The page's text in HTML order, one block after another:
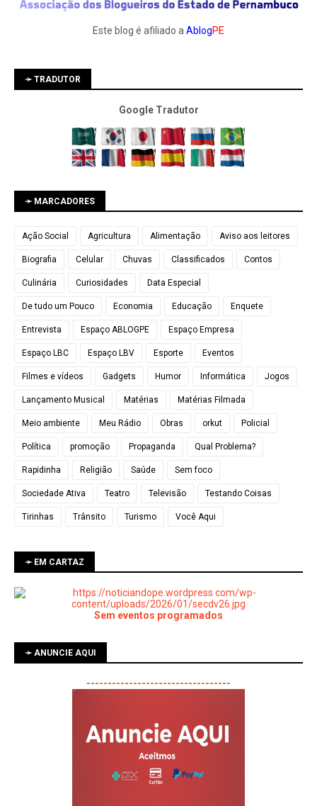
Este blog é afiliado a AblogPE
➛ TRADUTOR
Google Tradutor
➛ MARCADORES
Ação Social Agricultura Alimentação Aviso aos leitores
Biografia Celular Chuvas Classificados Contos
Culinária Curiosidades Data Especial
De tudo um Pouco Economia Educação Enquete
Entrevista Espaço ABLOGPE Espaço Empresa
Espaço LBC Espaço LBV Esporte Eventos
Filmes e vídeos Gadgets Humor Informática Jogos
Lançamento Musical Matérias Matérias Filmada
Meio ambiente Meu Rádio Obras orkut Policial
Política promoção Propaganda Qual Problema?
Rapidinha Religião Saúde Sem foco
Sociedade Ativa Teatro Televisão Testando Coisas
Tirinhas Trânsito Turismo Você Aqui
➛ EM CARTAZ
Sem eventos programados
➛ ANUNCIE AQUI
----------------------------------